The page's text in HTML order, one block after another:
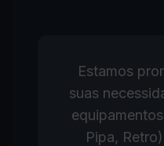
Estamos
suas
Pipa,